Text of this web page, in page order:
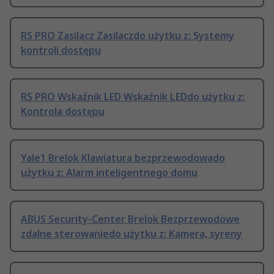
RS PRO Zasilacz Zasilaczdo użytku z: Systemy
kontroli dostępu
RS PRO Wskaźnik LED Wskaźnik LEDdo użytku z:
Kontrola dostępu
Yale1 Brelok Klawiatura bezprzewodowado
użytku z: Alarm inteligentnego domu
ABUS Security-Center Brelok Bezprzewodowe
zdalne sterowaniedo użytku z: Kamera, syreny